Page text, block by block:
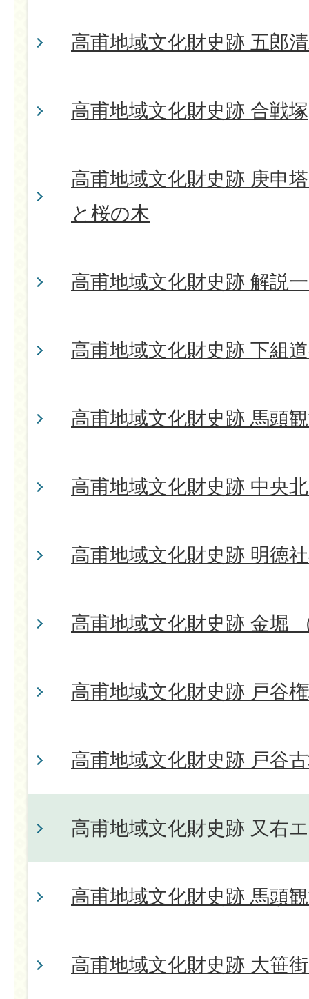
高甫地域文化財史跡 五郎
高甫地域文化財史跡 合戦塚
高甫地域文化財史跡 庚申
と桜の木
高甫地域文化財史跡 解説
高甫地域文化財史跡 下組
高甫地域文化財史跡 馬頭
高甫地域文化財史跡 中央
高甫地域文化財史跡 明徳
高甫地域文化財史跡 金堀
高甫地域文化財史跡 戸谷
高甫地域文化財史跡 戸谷
高甫地域文化財史跡 又右
高甫地域文化財史跡 馬頭
高甫地域文化財史跡 大笹